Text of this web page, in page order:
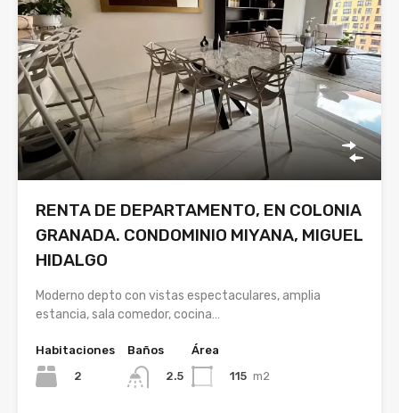
RENTA DE DEPARTAMENTO, EN COLONIA
GRANADA. CONDOMINIO MIYANA, MIGUEL
HIDALGO
Moderno depto con vistas espectaculares, amplia
estancia, sala comedor, cocina…
Habitaciones
2
Baños
2.5
Área
115 m2